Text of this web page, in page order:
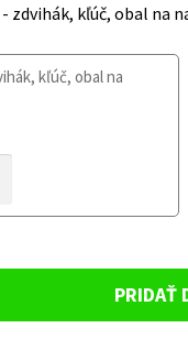
zdvihák, kľúč, obal na
kľúč, obal na
PRIDAŤ